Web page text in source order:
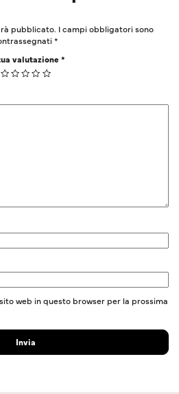
pubblicato. I campi obbligatori sono
*
valutazione*
web in questo browser per la prossima